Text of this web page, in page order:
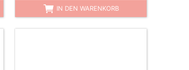
IN DEN WARENKORB